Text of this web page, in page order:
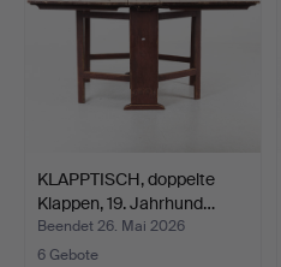
KLAPPTISCH, doppelte
Klappen, 19. Jahrhund…
Beendet 26. Mai 2026
6 Gebote